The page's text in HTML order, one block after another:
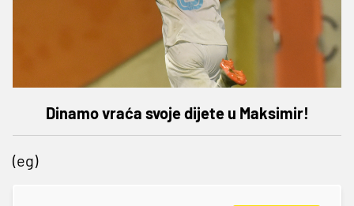
Dinamo vraća svoje dijete u Maksimir!
(eg)